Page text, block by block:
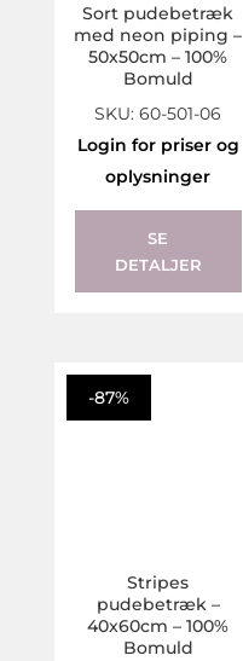
Sort pudebetræk
med neon piping –
50x50cm – 100%
Bomuld
SKU: 60-501-06
Login for priser og
oplysninger
SE
DETALJER
-87%
Stripes
pudebetræk –
40x60cm – 100%
Bomuld